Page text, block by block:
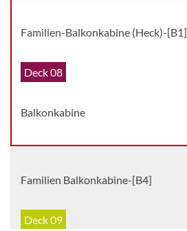
Familien-Balkonkabine (Heck)-[B1]
Deck 08
Balkonkabine
Familien Balkonkabine-[B4]
Deck 09